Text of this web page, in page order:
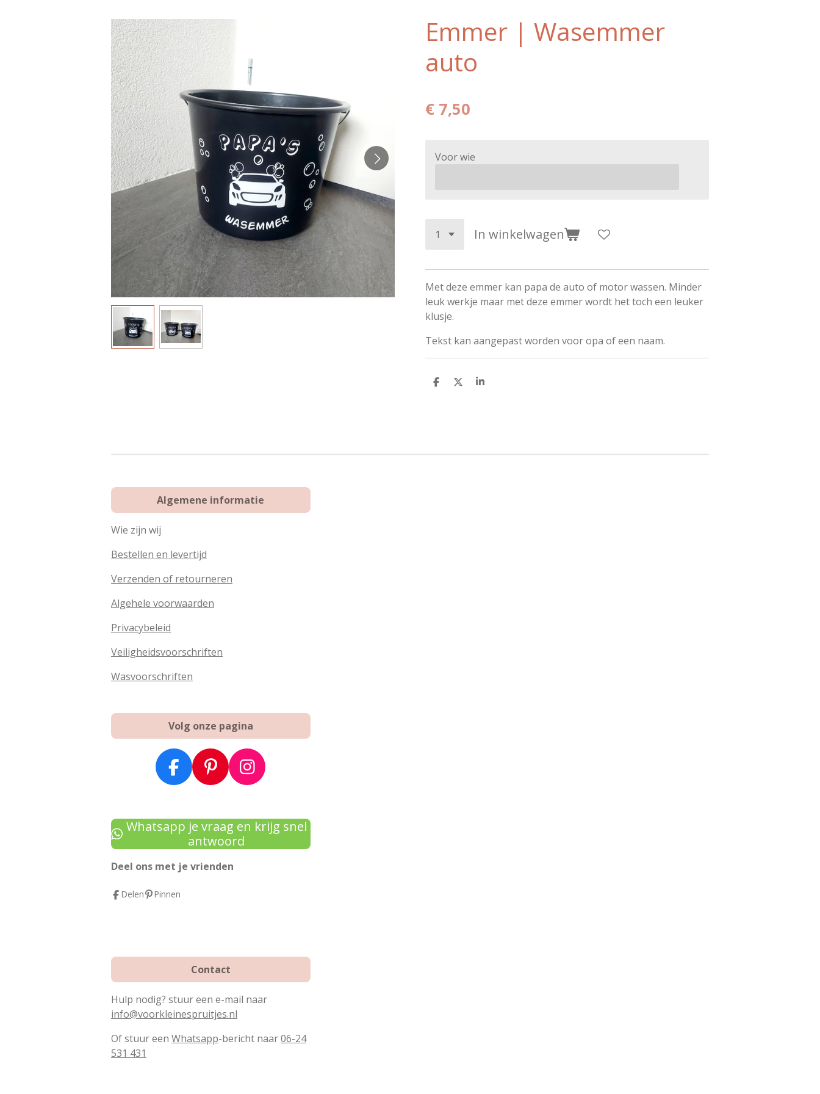
Emmer | Wasemmer
auto
€ 7,50
Voor wie
In winkelwagen
Met deze emmer kan papa de auto of motor wassen. Minder
leuk werkje maar met deze emmer wordt het toch een leuker
klusje.
Tekst kan aangepast worden voor opa of een naam.
D
D
S
Algemene informatie
Wie zijn wij
Bestellen en levertijd
Verzenden of retourneren
Algehele voorwaarden
Privacybeleid
Veiligheidsvoorschriften
Wasvoorschriften
Volg onze pagina
F
a
e
o
o
k
P
i
t
e
r
e
I
n
t
Whatsapp je vraag en krijg snel
antwoord
Deel ons met je vrienden
Delen Pinnen
Contact
Hulp nodig? stuur een e-mail naar
info@voorkleinespruitjes.nl
Of stuur een Whatsapp-bericht naar06-24
531 431